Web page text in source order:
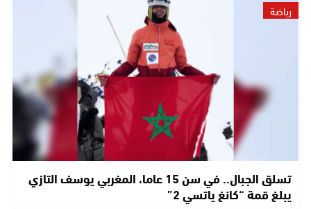
رياضة
تسلق الجبال.. في سن 15 عاما، المغربي يوسف التازي
يبلغ قمة “كانغ ياتسي 2”